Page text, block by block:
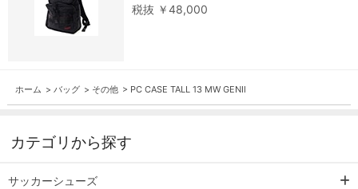
税抜 ￥48,000
ホーム > バッグ > その他 > PC CASE TALL 13 MW GENⅡ
カテゴリから探す
サッカーシューズ